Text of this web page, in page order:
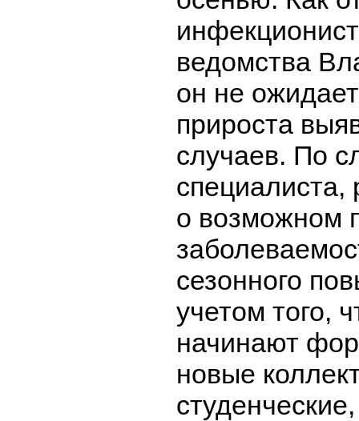
ведомства
он не
прироста
случаев. По
специалиста,
о возможном
сезонного
учетом того,
начинают
новые